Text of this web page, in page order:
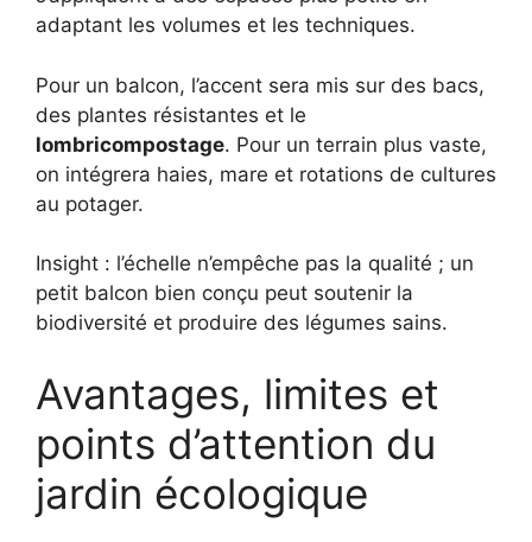
adaptant les volumes et les techniques.
Pour un balcon, l’accent sera mis sur des bacs,
des plantes résistantes et le
lombricompostage. Pour un terrain plus vaste,
on intégrera haies, mare et rotations de cultures
au potager.
Insight : l’échelle n’empêche pas la qualité ; un
petit balcon bien conçu peut soutenir la
biodiversité et produire des légumes sains.
Avantages, limites et
points d’attention du
jardin écologique